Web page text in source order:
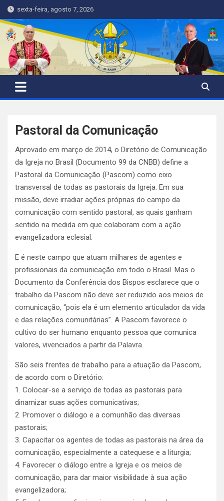
Skip
to
content
sexta-feira, agosto 7, 2026
Pastoral da Comunicação
Aprovado em março de 2014, o Diretório de Comunicação
da Igreja no Brasil (Documento 99 da CNBB) define a
Pastoral da Comunicação (Pascom) como eixo
transversal de todas as pastorais da Igreja. Em sua
missão, deve irradiar ações próprias do campo da
comunicação com sentido pastoral, as quais ganham
sentido na medida em que colaboram com a ação
evangelizadora eclesial.
E é neste campo que atuam milhares de agentes e
profissionais da comunicação em todo o Brasil. Mas o
Documento da Conferência dos Bispos esclarece que o
trabalho da Pascom não deve ser reduzido aos meios de
comunicação, “pois ela é um elemento articulador da vida
e das relações comunitárias”. A Pascom favorece o
cultivo do ser humano enquanto pessoa que comunica
valores, vivenciados a partir da Palavra.
São seis frentes de trabalho para a atuação da Pascom,
de acordo com o Diretório:
1. Colocar-se a serviço de todas as pastorais para
dinamizar suas ações comunicativas;
2. Promover o diálogo e a comunhão das diversas
pastorais;
3. Capacitar os agentes de todas as pastorais na área da
comunicação, especialmente a catequese e a liturgia;
4. Favorecer o diálogo entre a Igreja e os meios de
comunicação, para dar maior visibilidade à sua ação
evangelizadora;